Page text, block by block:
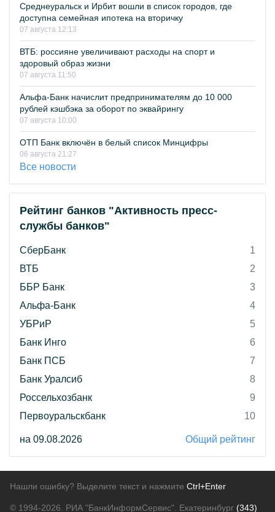
Среднеуральск и Ирбит вошли в список городов, где
доступна семейная ипотека на вторичку
07 августа 12:13
ВТБ: россияне увеличивают расходы на спорт и
здоровый образ жизни
07 августа 11:50
Альфа-Банк начислит предпринимателям до 10 000
рублей кэшбэка за оборот по эквайрингу
07 августа 10:00
ОТП Банк включён в белый список Минцифры
06 августа 21:27
Все новости
Рейтинг банков "Активность пресс-
службы банков"
СберБанк
1
ВТБ
2
ББР Банк
3
Альфа-Банк
4
УБРиР
5
Банк Инго
6
Банк ПСБ
7
Банк Уралсиб
8
Россельхозбанк
9
Первоуральскбанк
10
на 09.08.2026 Общий рейтинг
Нашли ошибку? Выделите текст и нажмите Ctrl+Enter
© 1994-2026. РИА "БанкИнформСервис". Екатеринбург (343)